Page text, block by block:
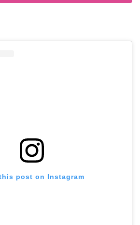
post on Instagram